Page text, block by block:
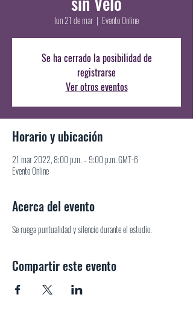
lun 21 de mar
  |
Evento Online
Se ha cerrado la posibilidad de
registrarse
Ver otros eventos
Horario y ubicación
21 mar 2022, 8:00 p.m. – 9:00 p.m. GMT-6
Evento Online
Acerca del evento
Se ruega puntualidad y silencio durante el estudio.
Compartir este evento